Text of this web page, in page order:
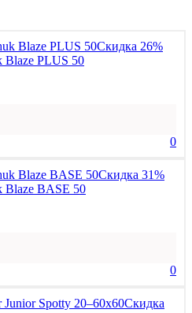
Скидка 26%
Blaze PLUS 50
0
Скидка 31%
Blaze BASE 50
0
Скидка